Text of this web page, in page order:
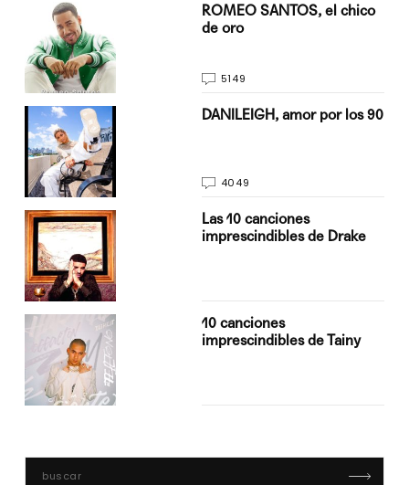
ROMEO SANTOS, el chico
de oro
5149
DANILEIGH, amor por los 90
4049
Las 10 canciones
imprescindibles de Drake
10 canciones
imprescindibles de Tainy